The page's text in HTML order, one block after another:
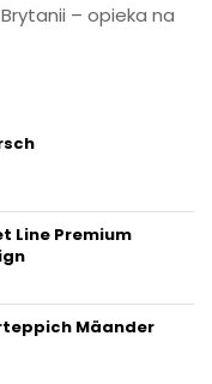
– opieka na
Line Premium
Mäander